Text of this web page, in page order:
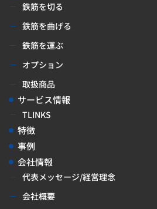
鉄筋を切る
鉄筋を曲げる
鉄筋を運ぶ
オプション
取扱商品
サービス情報
TLINKS
特徴
事例
会社情報
代表メッセージ/経営理念
会社概要